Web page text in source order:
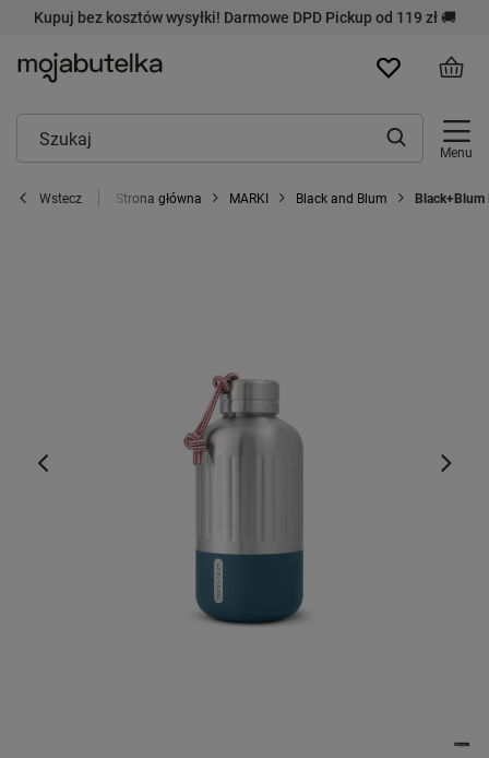
Kupuj bez kosztów wysyłki! Darmowe DPD Pickup od 119 zł 🚚
Menu
Wstecz Strona główna MARKI Black and Blum Black+Blum